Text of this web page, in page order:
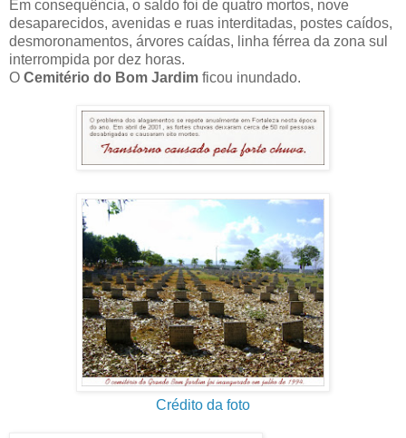
Em consequência, o saldo foi de quatro mortos, nove
desaparecidos, avenidas e ruas interditadas, postes caídos,
desmoronamentos, árvores caídas, linha férrea da zona sul
interrompida por dez horas.
O Cemitério do Bom Jardim ficou inundado.
Crédito da foto